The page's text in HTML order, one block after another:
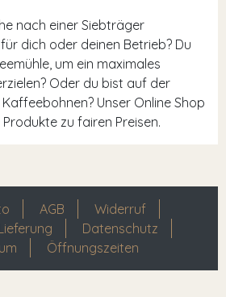
nach einer Siebträger
dich oder deinen Betrieb? Du
um ein maximales
Oder du bist auf der
Unser Online Shop
zu fairen Preisen.
AGB
Widerruf
Datenschutz
Öffnungszeiten